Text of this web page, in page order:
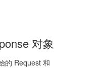
对象
的 Request 和